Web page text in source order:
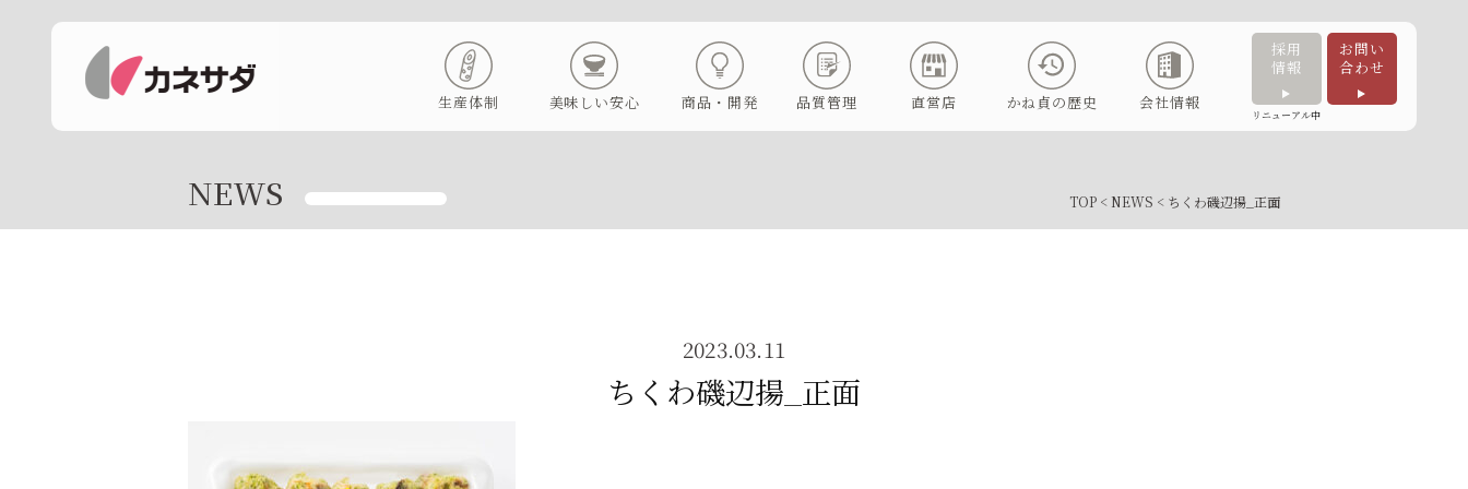
生産体制 美味しい安心 商品・開発 品質管理 直営店 かね貞の歴史 会社情報
採用
情報
リニューアル中
お問い
合わせ
NEWS TOP < NEWS < ちくわ磯辺揚_正面
2023.03.11
ちくわ磯辺揚_正面